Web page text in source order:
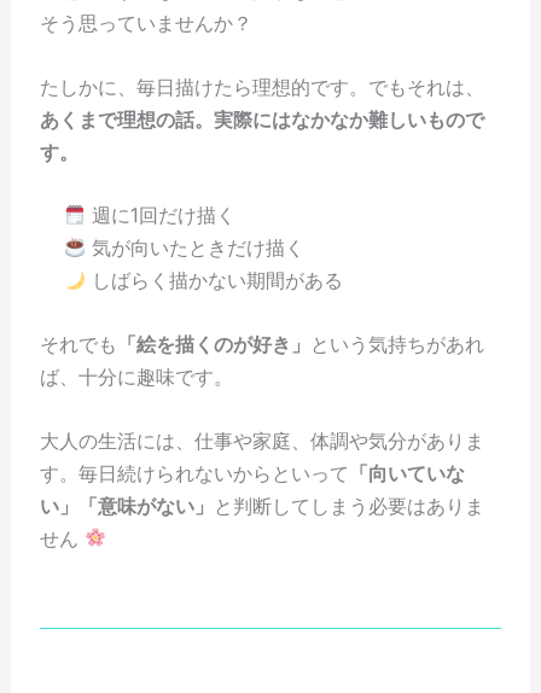
そう思っていませんか？
たしかに、毎日描けたら理想的です。でもそれは、
あくまで理想の話。実際にはなかなか難しいもので
す。
週に1回だけ描く
気が向いたときだけ描く
しばらく描かない期間がある
それでも 「絵を描くのが好き」 という気持ちがあれ
ば、十分に趣味です。
大人の生活には、仕事や家庭、体調や気分がありま
す。毎日続けられないからといって 「向いていな
い」「意味がない」 と判断してしまう必要はありま
せん